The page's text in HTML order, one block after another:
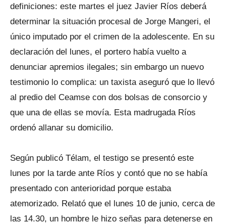
definiciones: este martes el juez Javier Ríos deberá
determinar la situación procesal de Jorge Mangeri, el
único imputado por el crimen de la adolescente. En su
declaración del lunes, el portero había vuelto a
denunciar apremios ilegales; sin embargo un nuevo
testimonio lo complica: un taxista aseguró que lo llevó
al predio del Ceamse con dos bolsas de consorcio y
que una de ellas se movía. Esta madrugada Ríos
ordenó allanar su domicilio.
Según publicó Télam, el testigo se presentó este
lunes por la tarde ante Ríos y contó que no se había
presentado con anterioridad porque estaba
atemorizado. Relató que el lunes 10 de junio, cerca de
las 14.30, un hombre le hizo señas para detenerse en